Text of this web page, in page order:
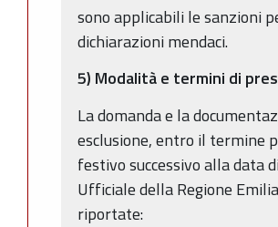
sono applicabili le sanzioni
dichiarazioni mendaci.
5) Modalità e termini di
La domanda e la
esclusione, entro il termine
festivo successivo alla data
Ufficiale della Regione
riportate: